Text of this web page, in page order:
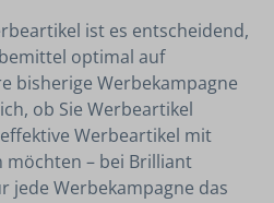
ist es entscheidend,
optimal auf
bisherige Werbekampagne
ob Sie Werbeartikel
Werbeartikel mit
möchten – bei Brilliant
jede Werbekampagne das